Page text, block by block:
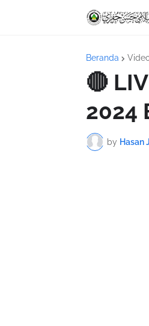
Beranda
🔴
2024
by Hasan